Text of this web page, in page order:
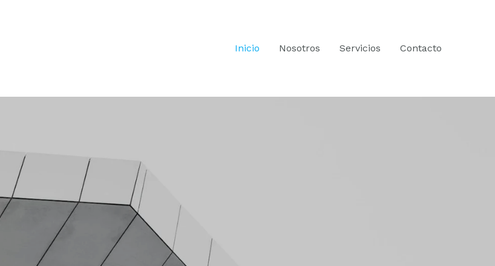
Inicio Nosotros Servicios Contacto